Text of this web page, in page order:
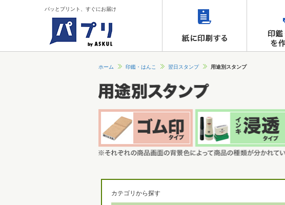
パッとプリント、すぐにお届け
ホーム 印鑑・はんこ 翌日スタンプ 用途別スタンプ
カテゴリから探す